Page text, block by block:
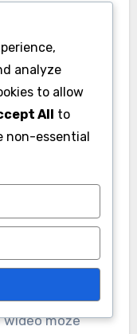
śledzenia
do
unikalne
zawodnika.
dostarczać
i
wideo może
analyze
to allow
All to
non-essential